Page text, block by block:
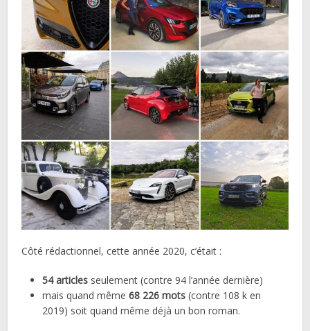
Côté rédactionnel, cette année 2020, c’était :
54 articles seulement (contre 94 l’année dernière)
mais quand même68 226 mots (contre 108 k en
2019) soit quand même déjà un bon roman.